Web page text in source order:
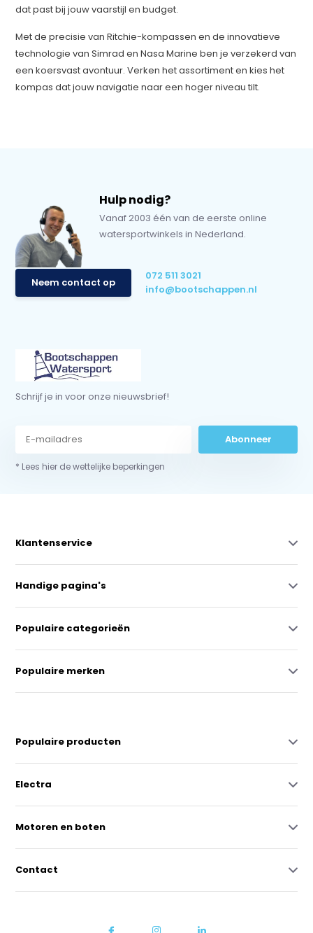
dat past bij jouw vaarstijl en budget.
Met de precisie van Ritchie-kompassen en de innovatieve
technologie van Simrad en Nasa Marine ben je verzekerd van
een koersvast avontuur. Verken het assortiment en kies het
kompas dat jouw navigatie naar een hoger niveau tilt.
Hulp nodig?
Vanaf 2003 één van de eerste online
watersportwinkels in Nederland.
Neem contact op
072 511 3021
info@bootschappen.nl
Schrijf je in voor onze nieuwsbrief!
Abonneer
* Lees hier de wettelijke beperkingen
Klantenservice
Handige pagina's
Populaire categorieën
Populaire merken
Populaire producten
Electra
Motoren en boten
Contact